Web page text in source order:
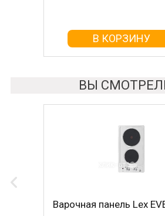
В КОРЗИНУ
ВЫ
Варочная панель Lex